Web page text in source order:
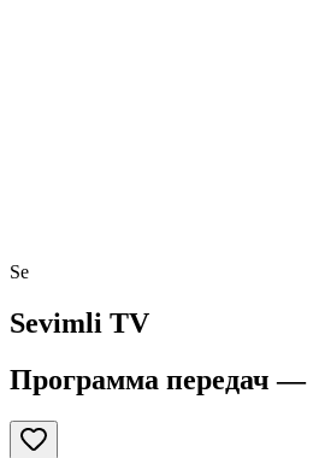
Se
Sevimli TV
Программа передач —